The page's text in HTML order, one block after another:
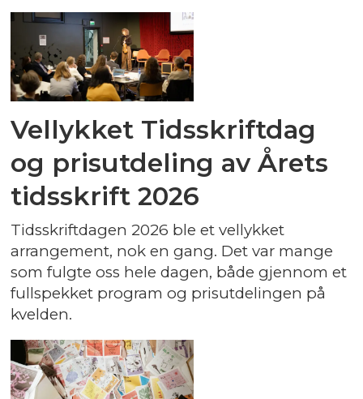
Vellykket Tidsskriftdag
og prisutdeling av Årets
tidsskrift 2026
Tidsskriftdagen 2026 ble et vellykket
arrangement, nok en gang. Det var mange
som fulgte oss hele dagen, både gjennom et
fullspekket program og prisutdelingen på
kvelden.